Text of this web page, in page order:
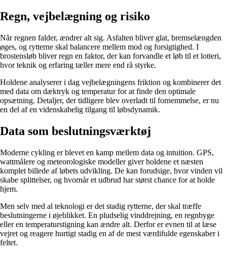
Regn, vejbelægning og risiko
Når regnen falder, ændrer alt sig. Asfalten bliver glat, bremselængden
øges, og rytterne skal balancere mellem mod og forsigtighed. I
brostensløb bliver regn en faktor, der kan forvandle et løb til et lotteri,
hvor teknik og erfaring tæller mere end rå styrke.
Holdene analyserer i dag vejbelægningens friktion og kombinerer det
med data om dæktryk og temperatur for at finde den optimale
opsætning. Detaljer, der tidligere blev overladt til fornemmelse, er nu
en del af en videnskabelig tilgang til løbsdynamik.
Data som beslutningsværktøj
Moderne cykling er blevet en kamp mellem data og intuition. GPS,
wattmålere og meteorologiske modeller giver holdene et næsten
komplet billede af løbets udvikling. De kan forudsige, hvor vinden vil
skabe splittelser, og hvornår et udbrud har størst chance for at holde
hjem.
Men selv med al teknologi er det stadig rytterne, der skal træffe
beslutningerne i øjeblikket. En pludselig vinddrejning, en regnbyge
eller en temperaturstigning kan ændre alt. Derfor er evnen til at læse
vejret og reagere hurtigt stadig en af de mest værdifulde egenskaber i
feltet.